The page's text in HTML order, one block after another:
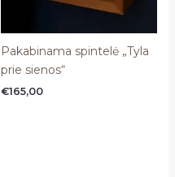
Pakabinama spintelė „Tyla
prie sienos“
€165,00